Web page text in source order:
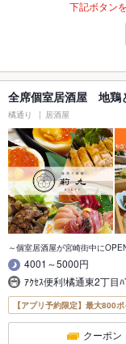
下記ボタン
全席個室居酒屋 地
橘通り 居酒屋
～個室居酒屋が宮崎街中に
4001～5000円
ｱｸｾｽ便利!橘通東2丁目
【アプリ予約限定】最大800
クーポン